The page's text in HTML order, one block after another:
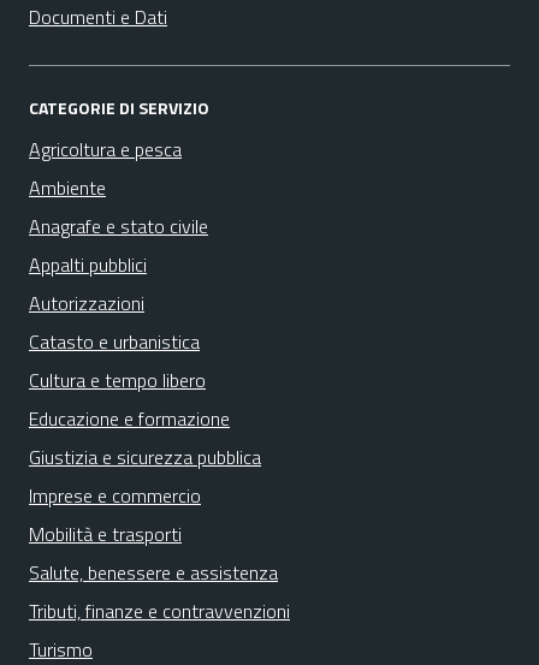
Documenti e Dati
CATEGORIE DI SERVIZIO
Agricoltura e pesca
Ambiente
Anagrafe e stato civile
Appalti pubblici
Autorizzazioni
Catasto e urbanistica
Cultura e tempo libero
Educazione e formazione
Giustizia e sicurezza pubblica
Imprese e commercio
Mobilità e trasporti
Salute, benessere e assistenza
Tributi, finanze e contravvenzioni
Turismo